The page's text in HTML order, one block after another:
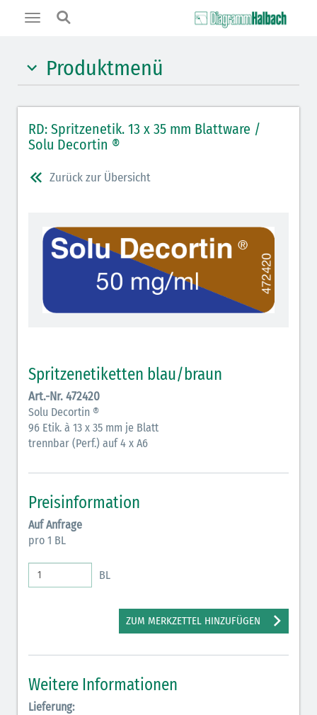
Toggle
Produktmenü
Benzodiazepine (orange)
Muskelrelaxantien (rot weißer Kopfbalken)
Opiate/Opioide (hellblau)
Opioid-Antagonisten (hellblau schraffiert)
Lokalanästhetika (grau)
schraffiert)
Anticholinergika (hellgrün)
Cholinergika (hellgrün schraffiert)
Rahmen)
Bronchodilatatoren (blau-braun)
Antikonvulsiva (grau-lila)
Inodilatatoren (rot-grün)
Elektrolyte (grün-pink)
Elektrolyte Kalium (grün-blau)
RD: Spritzenetik. 13 x 35 mm Blattware /
Solu Decortin ®
Zurück zur Übersicht
Spritzenetiketten blau/braun
Art.-Nr. 472420
Solu Decortin ®
96 Etik. à 13 x 35 mm je Blatt
trennbar (Perf.) auf 4 x A6
Preisinformation
Auf Anfrage
pro 1 BL
BL
ZUM MERKZETTEL HINZUFÜGEN
Weitere Informationen
Lieferung: